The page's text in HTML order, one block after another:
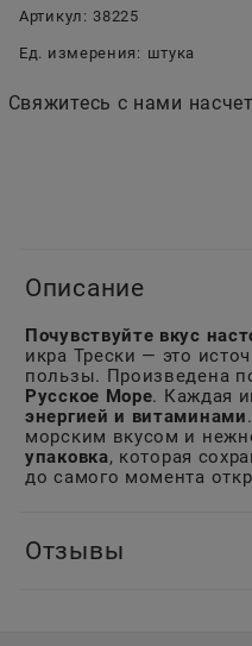
Артикул: 38225
Ед. измерения: штука
Свяжитесь с нами
Описание
Почувствуйте вкус
икра Трески — это
пользы. Произведена
Русское Море. Каждая
энергией и витаминами
морским вкусом и
упаковка, которая
до самого момента
Отзывы